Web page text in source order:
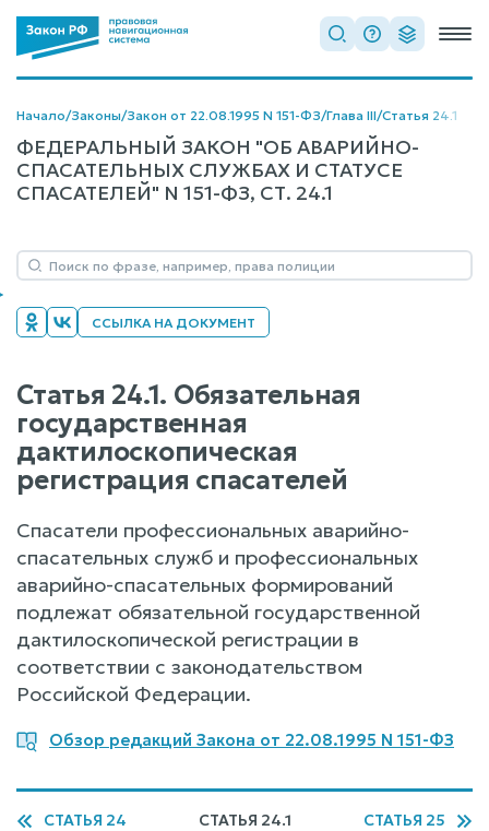
Начало/Законы/Закон от 22.08.1995 N 151-ФЗ/Глава III/Статья 24.1
ФЕДЕРАЛЬНЫЙ ЗАКОН "ОБ АВАРИЙНО-
СПАСАТЕЛЬНЫХ СЛУЖБАХ И СТАТУСЕ
СПАСАТЕЛЕЙ" N 151-ФЗ, СТ. 24.1
ССЫЛКА НА ДОКУМЕНТ
Статья 24.1. Обязательная
государственная
дактилоскопическая
регистрация спасателей
Спасатели профессиональных аварийно-
спасательных служб и профессиональных
аварийно-спасательных формирований
подлежат обязательной государственной
дактилоскопической регистрации в
соответствии с законодательством
Российской Федерации.
Обзор редакций Закона от 22.08.1995 N 151-ФЗ
СТАТЬЯ 24 СТАТЬЯ 24.1 СТАТЬЯ 25